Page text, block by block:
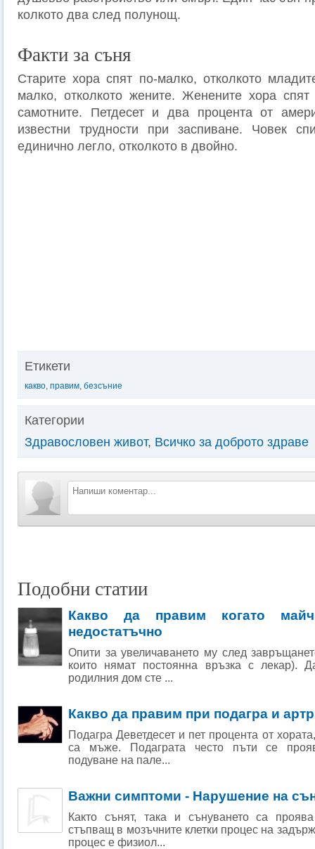
колкото два след полунощ.
Факти за съня
Старите хора спят по-малко, отколкото
малко, отколкото жените. Женените хора спят
самотните. Петдесет и два процента от
известни трудности при заспиване. Човек
единично легло, отколкото в двойно.
Етикети
какво, правим, безсъние
Категории
Здравословен живот, Всичко за доброто здраве
Подобни статии
Какво да правим когато
недостатъчно
Опити за увеличаването му след
които нямат постоянна връзка с лекар).
родилния дом сте ...
Какво да правим при подагра и
Подагра Деветдесет и пет процента от
са мъже. Подаграта често пъти се
подуване на пале...
Важни симптоми - Нарушение на
Както сънят, така и сънуването са
стъпващ в мозъчните клетки процес на
процес е физиол...